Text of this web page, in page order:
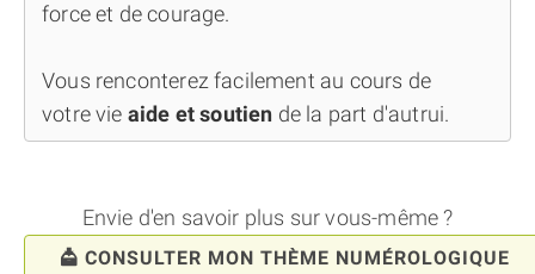
force et de courage.
Vous renconterez facilement au cours de
votre vie aide et soutien de la part d'autrui.
Envie d'en savoir plus sur vous-même ?
CONSULTER MON THÈME NUMÉROLOGIQUE